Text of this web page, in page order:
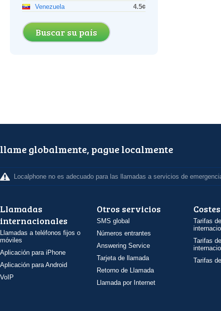
Venezuela
4.5¢
Buscar su país
llame globalmente, pague localmente
Localphone no es adecuado para las llamadas a servicios de
Llamadas
internacionales
Llamadas a teléfonos fijos o
móviles
Aplicación para iPhone
Aplicación para Android
VoIP
Otros servicios
SMS global
Números entrantes
Answering Service
Tarjeta de llamada
Retorno de Llamada
Llamada por Internet
Costes
Tarifas
Tarifas
Tarifas